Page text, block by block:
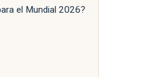
el Mundial 2026?